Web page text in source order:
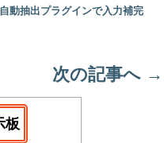
動抽出プラグインで入力補完
次の記事へ →
板